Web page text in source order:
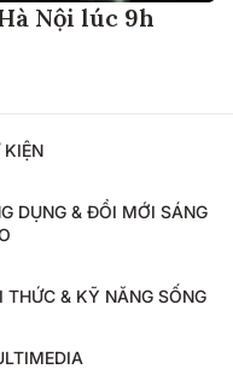
Nội lúc 9h
KIỆN
DỤNG & ĐỔI MỚI SÁNG
THỨC & KỸ NĂNG SỐNG